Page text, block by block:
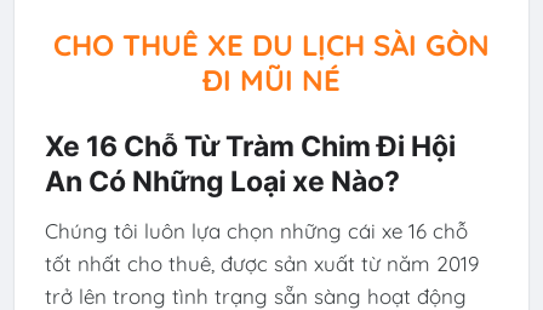
CHO THUÊ XE DU LỊCH SÀI GÒN
ĐI MŨI NÉ
Xe 16 Chỗ Từ Tràm Chim Đi Hội
An Có Những Loại xe Nào?
Chúng tôi luôn lựa chọn những cái xe 16 chỗ
tốt nhất cho thuê, được sản xuất từ năm 2019
trở lên trong tình trạng sẵn sàng hoạt động